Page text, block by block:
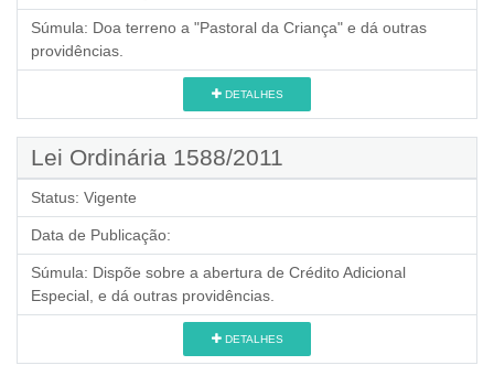
Súmula: Doa terreno a "Pastoral da Criança" e dá outras
providências.
DETALHES
Lei Ordinária 1588/2011
Status: Vigente
Data de Publicação:
Súmula: Dispõe sobre a abertura de Crédito Adicional
Especial, e dá outras providências.
DETALHES